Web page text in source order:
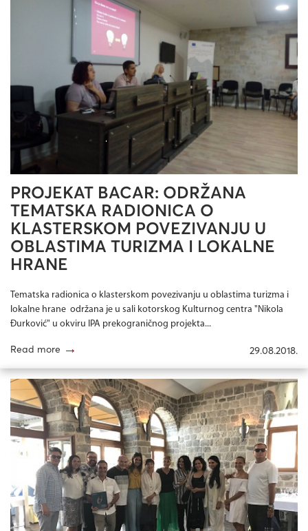
PROJEKAT BACAR: ODRŽANA
TEMATSKA RADIONICA O
KLASTERSKOM POVEZIVANJU U
OBLASTIMA TURIZMA I LOKALNE
HRANE
Tematska radionica o klasterskom povezivanju u oblastima turizma i
lokalne hrane održana je u sali kotorskog Kulturnog centra "Nikola
Đurković" u okviru IPA prekograničnog projekta...
Read more → 29.08.2018.